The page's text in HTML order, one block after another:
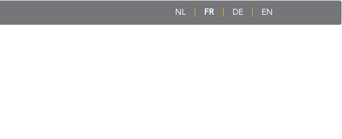
NL FR DE EN